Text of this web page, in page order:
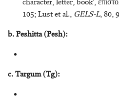
character, letter, book’,
105; Lust et al., GELS-L, 80,
b. Peshitta (Pesh):
c. Targum (Tg):